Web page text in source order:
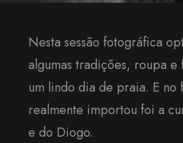
Nesta sessão fotográfica
algumas tradições, roupa e
um lindo dia de praia. E no
realmente importou foi a
e do Diogo.